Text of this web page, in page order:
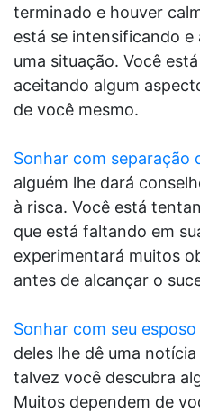
terminado e houver
está se intensificando
uma situação. Você
aceitando algum
de você mesmo.
Sonhar com separação
alguém lhe dará
à risca. Você está
que está faltando em
experimentará muitos
antes de alcançar o
Sonhar com seu esposo
deles lhe dê uma
talvez você descubra
Muitos dependem de